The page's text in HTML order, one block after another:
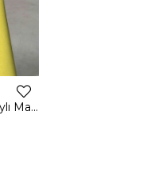
Kare Yaka Karpuz Kol Taş Detaylı Maxi Yağ Yeşili Civo Kadın Elbise 206Y501